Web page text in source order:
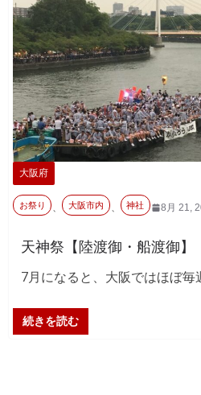
大阪府
8月 21,
お祭り 、 大阪市内 、 神社
天神祭【陸渡御・船渡御】
7月になると、大阪ではほぼ毎
続きを読む